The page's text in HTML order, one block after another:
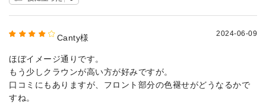
Canty様 2024-06-09
ほぼイメージ通りです。
もう少しクラウンが高い方が好みですが。
口コミにもありますが、フロント部分の色褪せがどうなるかで
すね。